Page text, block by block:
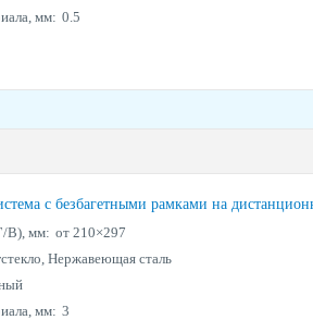
мм: 0.5
с безбагетными рамками на
В), мм: от 210×297
Нержавеющая сталь
мм: 3